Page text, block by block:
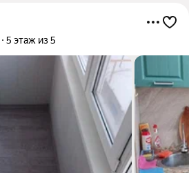
5 этаж из 5